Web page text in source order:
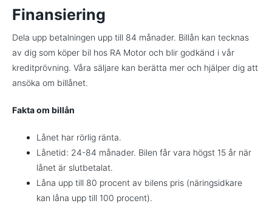
Finansiering
Dela upp betalningen upp till 84 månader. Billån kan tecknas
av dig som köper bil hos RA Motor och blir godkänd i vår
kreditprövning. Våra säljare kan berätta mer och hjälper dig att
ansöka om billånet.
Fakta om billån
Lånet har rörlig ränta.
Lånetid: 24-84 månader. Bilen får vara högst 15 år när
lånet är slutbetalat.
Låna upp till 80 procent av bilens pris (näringsidkare
kan låna upp till 100 procent).